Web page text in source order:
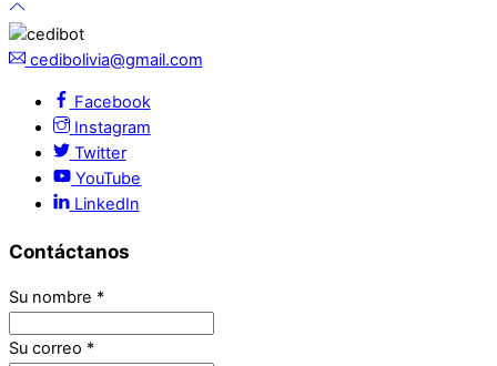
cedibolivia@gmail.com
Facebook
Instagram
Twitter
YouTube
LinkedIn
Contáctanos
Su nombre *
Su correo *